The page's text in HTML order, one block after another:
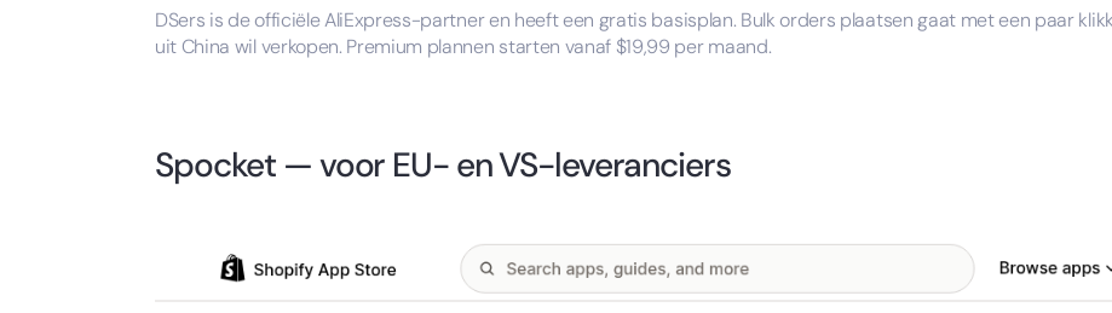
DSers is de officiële AliExpress-partner en heeft een gratis basisplan. Bulk orders plaatsen gaat met een paar
uit China wil verkopen. Premium plannen starten vanaf $19,99 per maand.
Spocket — voor EU- en VS-leveranciers